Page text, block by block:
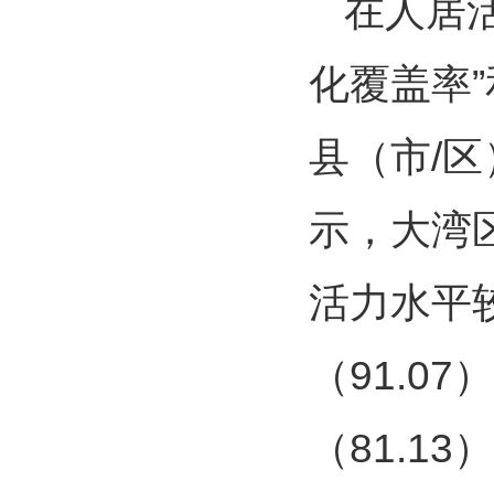
在人居
化覆盖率
县（市/
示，大湾
活力水平
（91.07
（81.13